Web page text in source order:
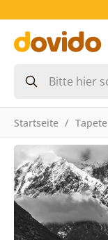
Startseite